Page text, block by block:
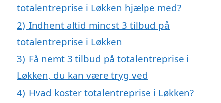
totalentreprise i Løkken hjælpe med?
2) Indhent altid mindst 3 tilbud på
totalentreprise i Løkken
3) Få nemt 3 tilbud på totalentreprise i
Løkken, du kan være tryg ved
4) Hvad koster totalentreprise i Løkken?